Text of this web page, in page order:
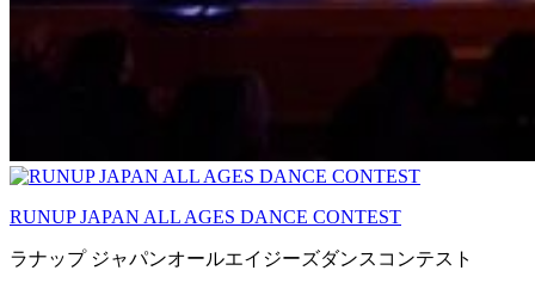
RUNUP JAPAN ALL AGES DANCE CONTEST
ラナップ ジャパンオールエイジーズダンスコンテスト